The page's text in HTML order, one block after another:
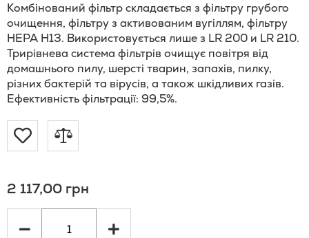
Комбінований фільтр складається з фільтру грубого
очищення, фільтру з активованим вугіллям, фільтру
HEPA H13. Використовується лише з LR 200 и LR 210.
Трирівнева система фільтрів очищує повітря від
домашнього пилу, шерсті тварин, запахів, пилку,
різних бактерій та вірусів, а також шкідливих газів.
Ефективність фільтрації: 99,5%.
Додати
Списку
Бажань
Додати
порівняння
2 117,00 грн